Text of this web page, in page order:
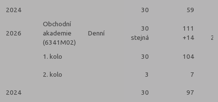
2024 30 59
2026
Obchodní
akademie
(6341M02)
Denní
30
stejná
111
+14
2
1. kolo 30 104
2. kolo 3 7
2024 30 97